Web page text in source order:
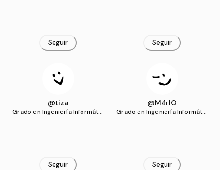
Seguir Seguir
@tiza
Grado en Ingeniería Informátic
Seguir
@M4rIO
Grado en Ingeniería Informátic
Seguir